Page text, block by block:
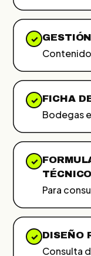
✓
✓ FICHA
Bodegas
✓
TÉCNICO
Para
✓ DISEÑO
Consulta